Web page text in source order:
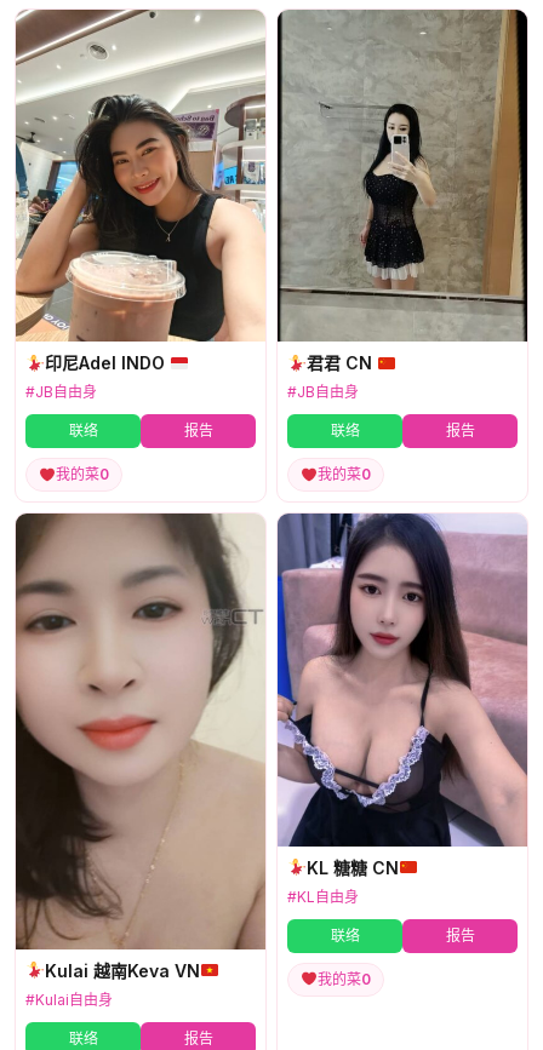
印尼Adel INDO
#JB自由身
联络 报告
我的菜0
君君 CN
#JB自由身
联络 报告
我的菜0
Kulai 越南Keva VN
#Kulai自由身
联络 报告
KL 糖糖 CN
#KL自由身
联络 报告
我的菜0